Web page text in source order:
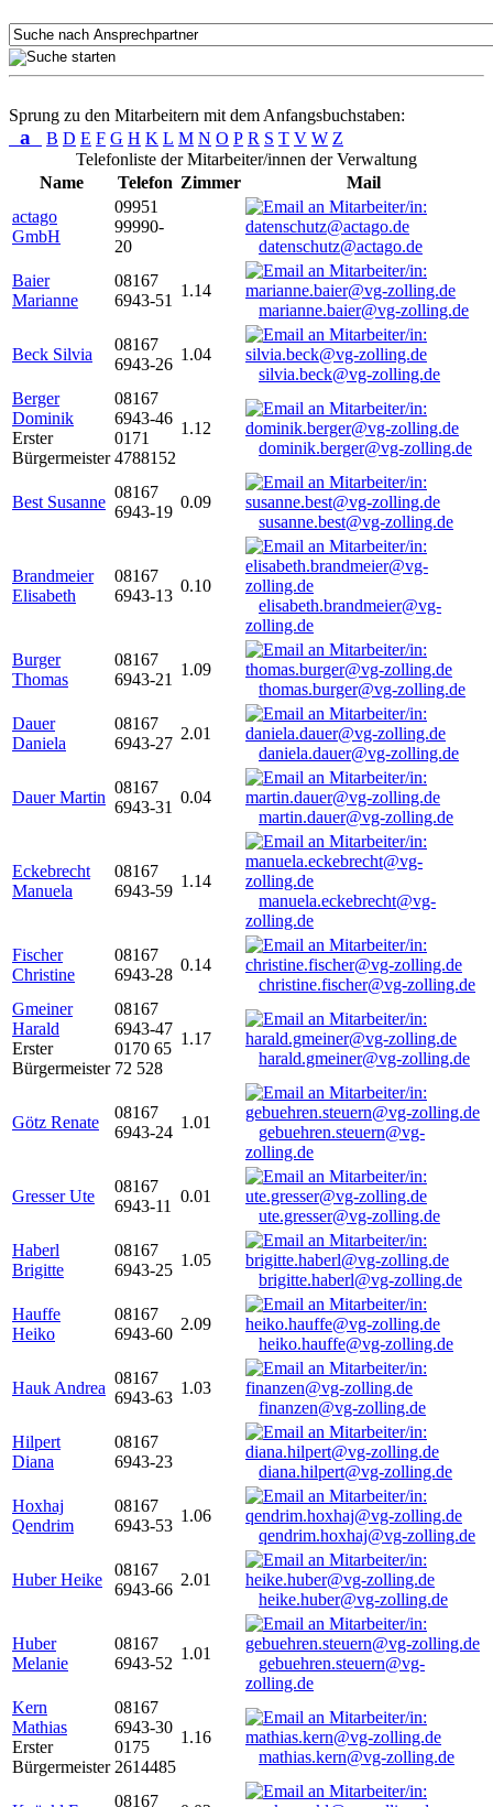
Sprung zu den Mitarbeitern mit dem Anfangsbuchstaben:
a B D E F G H K L M N O P R S T V W Z
Telefonliste der Mitarbeiter/innen der Verwaltung
Name
Telefon Zimmer
Mail
actago
GmbH
09951
99990-
20
datenschutz@actago.de
Baier
Marianne
08167
6943-51
1.14
marianne.baier@vg-zolling.de
Beck Silvia
08167
6943-26
1.04
silvia.beck@vg-zolling.de
Berger
Dominik
Erster
Bürgermeister
08167
6943-46
0171
4788152
1.12
dominik.berger@vg-zolling.de
Best Susanne
08167
6943-19
0.09
susanne.best@vg-zolling.de
Brandmeier
Elisabeth
08167
6943-13
0.10
elisabeth.brandmeier@vg-
zolling.de
Burger
Thomas
08167
6943-21
1.09
thomas.burger@vg-zolling.de
Dauer
Daniela
08167
6943-27
2.01
daniela.dauer@vg-zolling.de
Dauer Martin
08167
6943-31
0.04
martin.dauer@vg-zolling.de
Eckebrecht
Manuela
08167
6943-59
1.14
manuela.eckebrecht@vg-
zolling.de
Fischer
Christine
08167
6943-28
0.14
christine.fischer@vg-zolling.de
Gmeiner
Harald
Erster
Bürgermeister
08167
6943-47
0170 65
72 528
1.17
harald.gmeiner@vg-zolling.de
Götz Renate
08167
6943-24
1.01
gebuehren.steuern@vg-
zolling.de
Gresser Ute
08167
6943-11
0.01
ute.gresser@vg-zolling.de
Haberl
Brigitte
08167
6943-25
1.05
brigitte.haberl@vg-zolling.de
Hauffe
Heiko
08167
6943-60
2.09
heiko.hauffe@vg-zolling.de
Hauk Andrea
08167
6943-63
1.03
finanzen@vg-zolling.de
Hilpert
Diana
08167
6943-23
diana.hilpert@vg-zolling.de
Hoxhaj
Qendrim
08167
6943-53
1.06
qendrim.hoxhaj@vg-zolling.de
Huber Heike
08167
6943-66
2.01
heike.huber@vg-zolling.de
Huber
Melanie
08167
6943-52
1.01
gebuehren.steuern@vg-
zolling.de
Kern
Mathias
Erster
Bürgermeister
08167
6943-30
0175
2614485
1.16
mathias.kern@vg-zolling.de
08167